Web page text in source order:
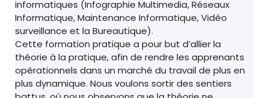
informatiques (Infographie Multimedia, Réseaux
Informatique, Maintenance Informatique, Vidéo
surveillance et la Bureautique).
Cette formation pratique a pour but d’allier la
théorie à la pratique, afin de rendre les apprenants
opérationnels dans un marché du travail de plus en
plus dynamique. Nous voulons sortir des sentiers